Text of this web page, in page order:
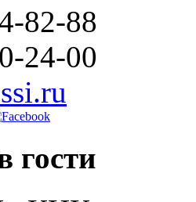
82-88
24-00
гости